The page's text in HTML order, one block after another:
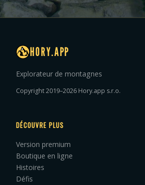
HORY.APP
Explorateur de montagnes
Copyright 2019–2026 Hory.app s.r.o.
DÉCOUVRE PLUS
Version premium
Boutique en ligne
Histoires
Défis